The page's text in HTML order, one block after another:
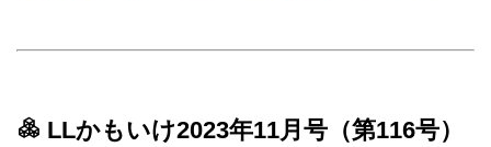
LLかもいけ2023年11月号（第116号）